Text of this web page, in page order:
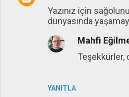
Yazınız için
dünyasında
YANITLA
Mahfi
Teşekkürler,